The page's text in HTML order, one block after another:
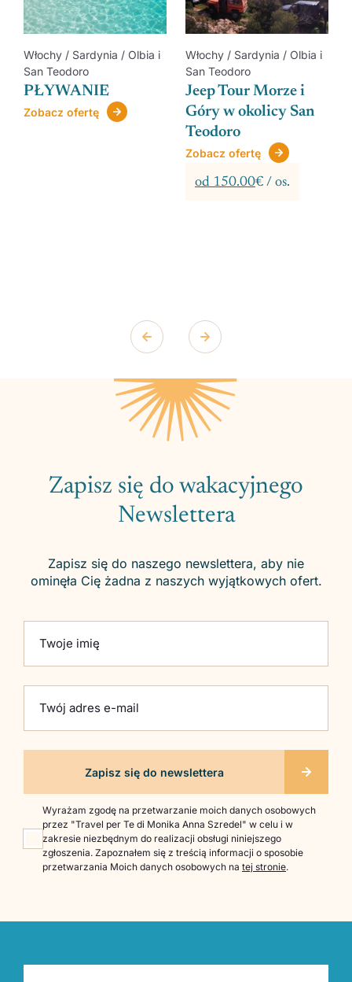
Włochy / Sardynia / Olbia i
San Teodoro
PŁYWANIE
Zobacz ofertę
Włochy / Sardynia / Olbia i
San Teodoro
Jeep Tour Morze i
Góry w okolicy San
Teodoro
Zobacz ofertę
od 150.00€ / os.
Zapisz się do wakacyjnego
Newslettera
Zapisz się do naszego newslettera, aby nie
ominęła Cię żadna z naszych wyjątkowych ofert.
Twoje imię
Twój adres e-mail
Wyrażam zgodę na przetwarzanie moich danych osobowych
przez "Travel per Te di Monika Anna Szredel" w celu i w
zakresie niezbędnym do realizacji obsługi niniejszego
zgłoszenia. Zapoznałem się z treścią informacji o sposobie
przetwarzania Moich danych osobowych na tej stronie.